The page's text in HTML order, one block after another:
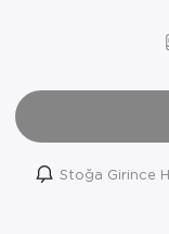
Stoğa Girince